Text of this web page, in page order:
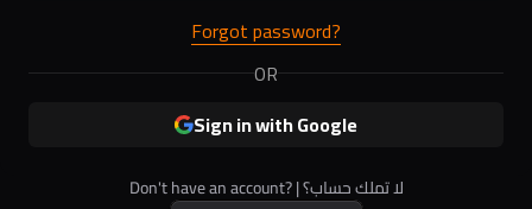
Forgot password?
OR
Sign in with Google
Don't have an account? | لا تملك حساب؟